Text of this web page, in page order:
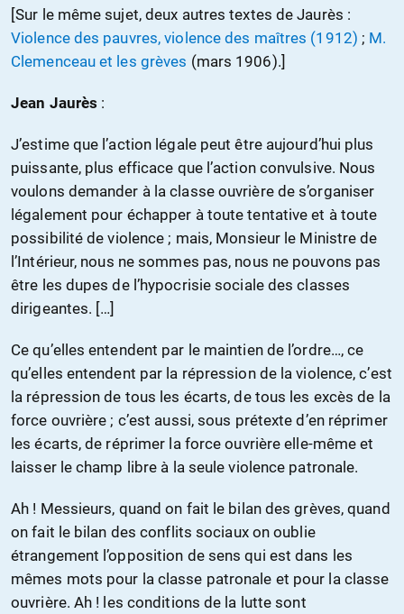
[Sur le même sujet, deux autres textes de Jaurès :
Violence des pauvres, violence des maîtres (1912) ; M.
Clemenceau et les grèves (mars 1906).]
Jean Jaurès :
J’estime que l’action légale peut être aujourd’hui plus
puissante, plus efficace que l’action convulsive. Nous
voulons demander à la classe ouvrière de s’organiser
légalement pour échapper à toute tentative et à toute
possibilité de violence ; mais, Monsieur le Ministre de
l’Intérieur, nous ne sommes pas, nous ne pouvons pas
être les dupes de l’hypocrisie sociale des classes
dirigeantes. […]
Ce qu’elles entendent par le maintien de l’ordre…, ce
qu’elles entendent par la répression de la violence, c’est
la répression de tous les écarts, de tous les excès de la
force ouvrière ; c’est aussi, sous prétexte d’en réprimer
les écarts, de réprimer la force ouvrière elle-même et
laisser le champ libre à la seule violence patronale.
Ah ! Messieurs, quand on fait le bilan des grèves, quand
on fait le bilan des conflits sociaux on oublie
étrangement l’opposition de sens qui est dans les
mêmes mots pour la classe patronale et pour la classe
ouvrière. Ah ! les conditions de la lutte sont